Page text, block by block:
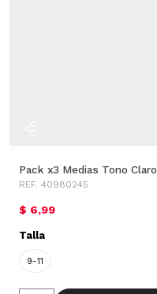
Pack x3 Medias Tono Claro
REF. 40980245
$ 6,99
Talla
9-11